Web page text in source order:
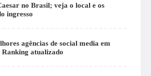
no Brasil; veja o local e os
ingresso
agências de social media em
atualizado